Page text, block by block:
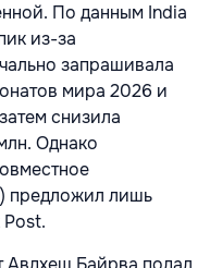
По данным India
из-за
запрашивала
мира 2026 и
снизила
Однако
предложил лишь